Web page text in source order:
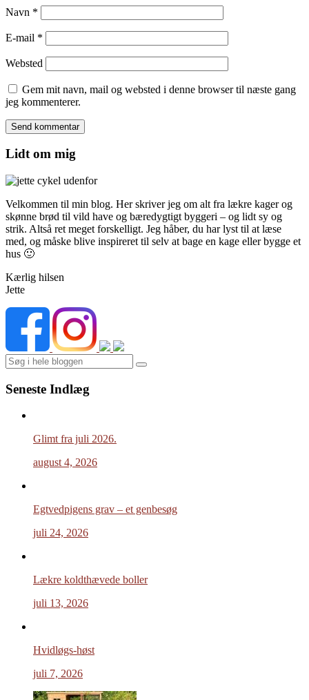
Navn *
E-mail *
Websted
Gem mit navn, mail og websted i denne browser til næste gang
jeg kommenterer.
Lidt om mig
Velkommen til min blog. Her skriver jeg om alt fra lækre kager og
skønne brød til vild have og bæredygtigt byggeri – og lidt sy og
strik. Altså ret meget forskelligt. Jeg håber, du har lyst til at læse
med, og måske blive inspireret til selv at bage en kage eller bygge et
hus 🙂
Kærlig hilsen
Jette
Search
Seneste Indlæg
Glimt fra juli 2026.
august 4, 2026
Egtvedpigens grav – et genbesøg
juli 24, 2026
Lækre koldthævede boller
juli 13, 2026
Hvidløgs-høst
juli 7, 2026